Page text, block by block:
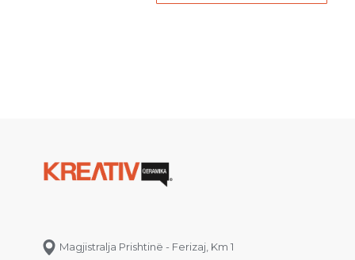
Magjistralja Prishtinë - Ferizaj, Km 1